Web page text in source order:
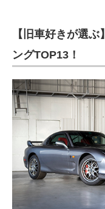
【旧車好きが選
ングTOP13！